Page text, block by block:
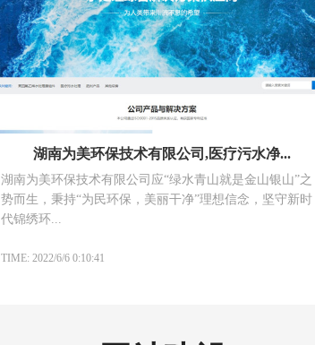
湖南为美环保技术有限公司,医疗污水净...
湖南为美环保技术有限公司应“绿水青山就是金山银山”之
势而生，秉持“为民环保，美丽干净”理想信念，坚守新时
代锦绣环...
TIME: 2022/6/6 0:10:41